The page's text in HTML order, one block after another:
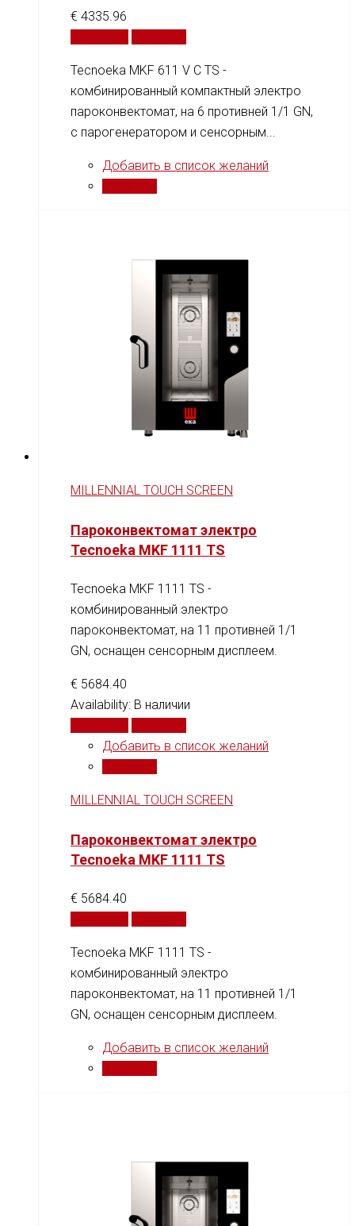
€ 4335.96
Tecnoeka MKF 611 V C TS -
комбинированный компактный электро
пароконвектомат, на 6 противней 1/1 GN,
c парогенератором и сенсорным...
Добавить в список желаний
MILLENNIAL TOUCH SCREEN
Пароконвектомат электро
Tecnoeka MKF 1111 TS
Tecnoeka MKF 1111 TS -
комбинированный электро
пароконвектомат, на 11 противней 1/1
GN, оснащен сенсорным дисплеем.
€ 5684.40
Availability: В наличии
Добавить в список желаний
MILLENNIAL TOUCH SCREEN
Пароконвектомат электро
Tecnoeka MKF 1111 TS
€ 5684.40
Tecnoeka MKF 1111 TS -
комбинированный электро
пароконвектомат, на 11 противней 1/1
GN, оснащен сенсорным дисплеем.
Добавить в список желаний